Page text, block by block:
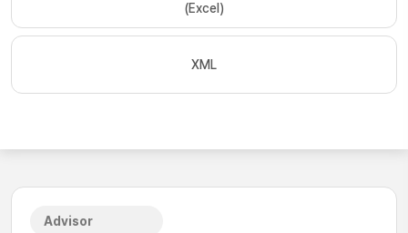
(Excel)
XML
Advisor